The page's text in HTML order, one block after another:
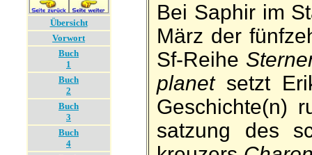
Übersicht
Vorwort
Buch
1
Buch
2
Buch
3
Buch
4
Bei Saphir im
März der
Sf-Reihe
planetsetzt
Ge­schichte(n)
satzung des